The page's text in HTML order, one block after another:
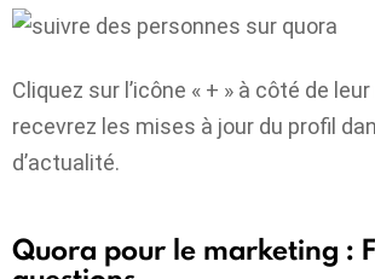
Cliquez sur l’icône « + » à côté de
recevrez les mises à jour du profil
d’actualité.
Quora pour le marketing :